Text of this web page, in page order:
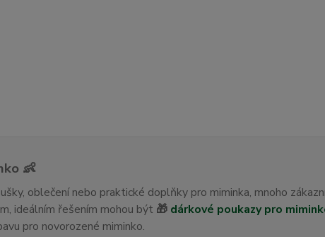
👶
oblečení nebo praktické doplňky pro miminka, mnoho
ideálním řešením mohou být 🎁 dárkové poukazy pro
pro novorozené miminko.